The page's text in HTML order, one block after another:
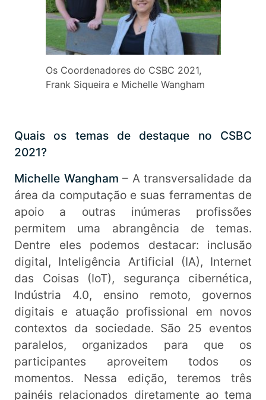
Os Coordenadores do CSBC 2021,
Frank Siqueira e Michelle Wangham
Quais os temas de destaque no CSBC
2021?
Michelle Wangham– A transversalidade da
área da computação e suas ferramentas de
apoio a outras inúmeras profissões
permitem uma abrangência de temas.
Dentre eles podemos destacar: inclusão
digital, Inteligência Artificial (IA), Internet
das Coisas (IoT), segurança cibernética,
Indústria 4.0, ensino remoto, governos
digitais e atuação profissional em novos
contextos da sociedade. São 25 eventos
paralelos, organizados para que os
participantes aproveitem todos os
momentos. Nessa edição, teremos três
painéis relacionados diretamente ao tema